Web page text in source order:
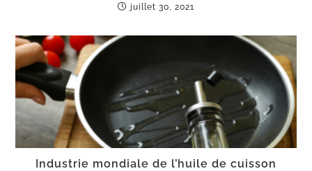
juillet 30, 2021
Industrie mondiale de l’huile de cuisson